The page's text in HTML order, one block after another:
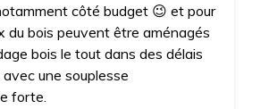
côté budget 😉 et pour
du bois peuvent être aménagés
bois le tout dans des délais
une souplesse
forte.